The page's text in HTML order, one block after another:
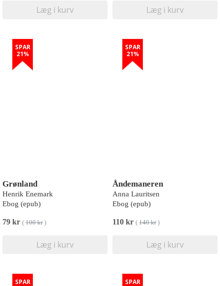
Læg i kurv Læg i kurv
SPAR
21%
Grønland
Henrik Enemark
Ebog (epub)
79 kr ( 100 kr)
Læg i kurv
SPAR
21%
Åndemaneren
Anna Lauritsen
Ebog (epub)
110 kr ( 140 kr)
Læg i kurv
SPAR
SPAR